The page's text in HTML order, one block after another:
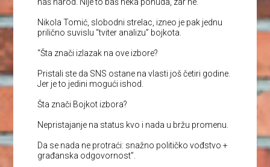
Nikola Tomić, slobodni strelac, izneo je pak jednu
prilično suvislu “tviter analizu” bojkota.
“Šta znači izlazak na ove izbore?
Pristali ste da SNS ostane na vlasti još četiri godine.
Jer je to jedini mogući ishod.
Šta znači Bojkot izbora?
Nepristajanje na status kvo i nada u bržu promenu.
Da se nada ne protraći: snažno političko vođstvo +
građanska odgovornost”.